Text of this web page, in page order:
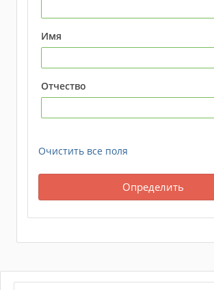
Имя
Отчество
Очистить все поля